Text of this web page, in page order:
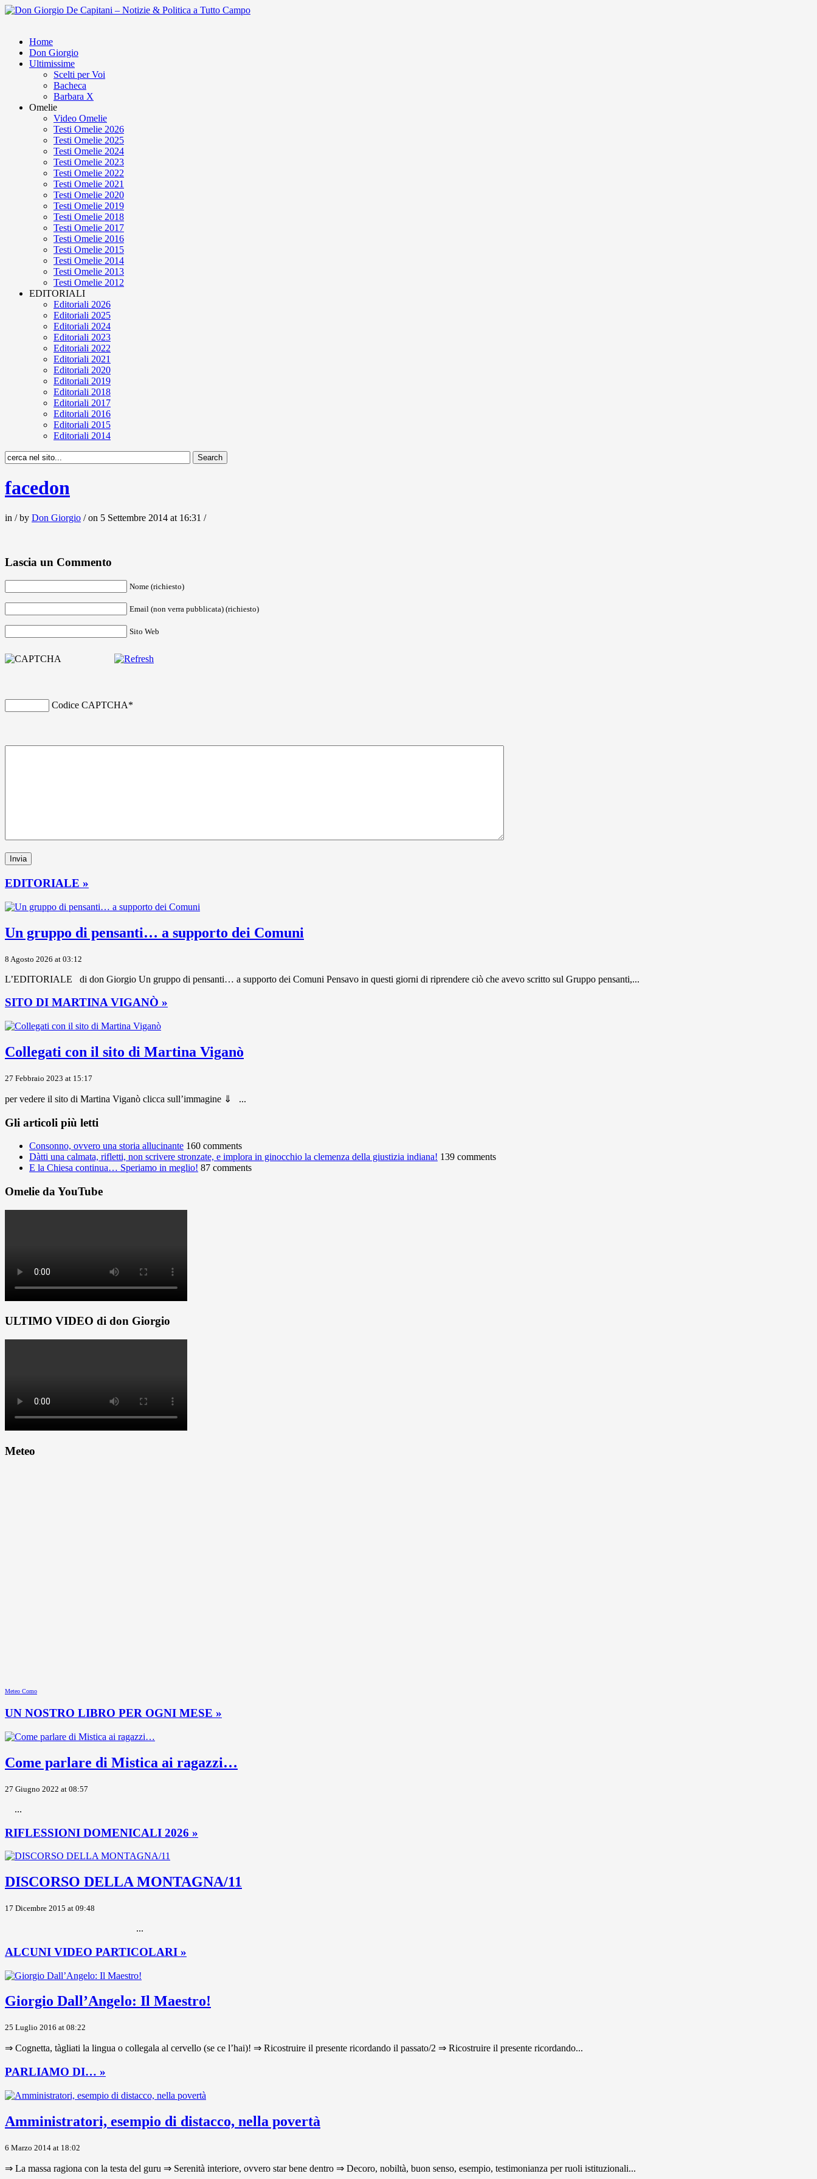
Home
Don Giorgio
Ultimissime
Scelti per Voi
Bacheca
Barbara X
Omelie
Video Omelie
Testi Omelie 2026
Testi Omelie 2025
Testi Omelie 2024
Testi Omelie 2023
Testi Omelie 2022
Testi Omelie 2021
Testi Omelie 2020
Testi Omelie 2019
Testi Omelie 2018
Testi Omelie 2017
Testi Omelie 2016
Testi Omelie 2015
Testi Omelie 2014
Testi Omelie 2013
Testi Omelie 2012
EDITORIALI
Editoriali 2026
Editoriali 2025
Editoriali 2024
Editoriali 2023
Editoriali 2022
Editoriali 2021
Editoriali 2020
Editoriali 2019
Editoriali 2018
Editoriali 2017
Editoriali 2016
Editoriali 2015
Editoriali 2014
facedon
in / by Don Giorgio / on 5 Settembre 2014 at 16:31 /
Lascia un Commento
Nome (richiesto)
Email (non verra pubblicata) (richiesto)
Sito Web
Codice CAPTCHA*
EDITORIALE »
Un gruppo di pensanti… a supporto dei Comuni
8 Agosto 2026 at 03:12
L’EDITORIALE di don Giorgio Un gruppo di pensanti… a supporto dei Comuni Pensavo in questi giorni di riprendere ciò che avevo scritto sul Gruppo pensanti,...
SITO DI MARTINA VIGANÒ »
Collegati con il sito di Martina Viganò
27 Febbraio 2023 at 15:17
per vedere il sito di Martina Viganò clicca sull’immagine ⇓ ...
Gli articoli più letti
Consonno, ovvero una storia allucinante 160 comments
Dàtti una calmata, rifletti, non scrivere stronzate, e implora in ginocchio la clemenza della giustizia indiana! 139 comments
E la Chiesa continua… Speriamo in meglio! 87 comments
Omelie da YouTube
ULTIMO VIDEO di don Giorgio
Meteo
Meteo Como
UN NOSTRO LIBRO PER OGNI MESE »
Come parlare di Mistica ai ragazzi…
27 Giugno 2022 at 08:57
...
RIFLESSIONI DOMENICALI 2026 »
DISCORSO DELLA MONTAGNA/11
17 Dicembre 2015 at 09:48
...
ALCUNI VIDEO PARTICOLARI »
Giorgio Dall’Angelo: Il Maestro!
25 Luglio 2016 at 08:22
⇒ Cognetta, tàgliati la lingua o collegala al cervello (se ce l’hai)! ⇒ Ricostruire il presente ricordando il passato/2 ⇒ Ricostruire il presente ricordando...
PARLIAMO DI… »
Amministratori, esempio di distacco, nella povertà
6 Marzo 2014 at 18:02
⇒ La massa ragiona con la testa del guru ⇒ Serenità interiore, ovvero star bene dentro ⇒ Decoro, nobiltà, buon senso, esempio, testimonianza per ruoli istituzionali...